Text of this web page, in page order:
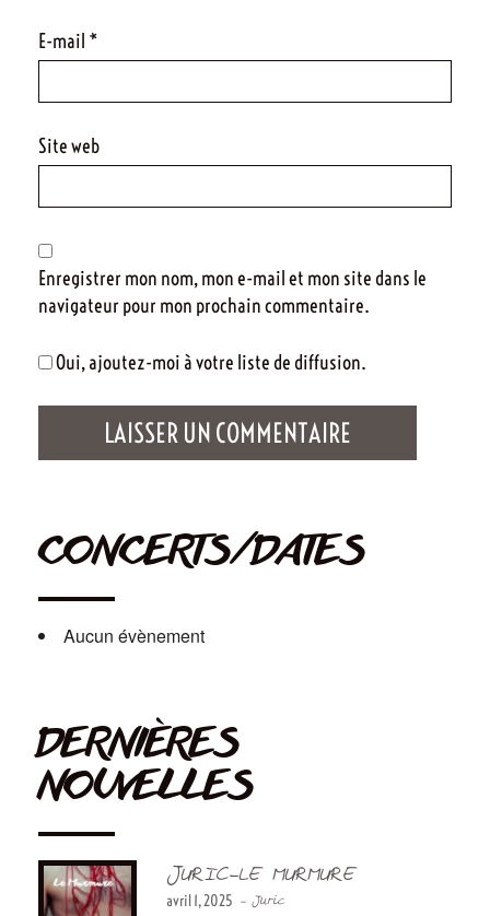
E-mail *
Site web
Enregistrer mon nom, mon e-mail et mon site dans le
navigateur pour mon prochain commentaire.
Oui, ajoutez-moi à votre liste de diffusion.
CONCERTS/DATES
Aucun évènement
DERNIÈRES
NOUVELLES
JURIC-LE MURMURE
avril 1, 2025 - Juric